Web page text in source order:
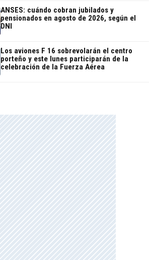
ANSES: cuándo cobran jubilados y
pensionados en agosto de 2026, según el
DNI
Los aviones F 16 sobrevolarán el centro
porteño y este lunes participarán de la
celebración de la Fuerza Aérea